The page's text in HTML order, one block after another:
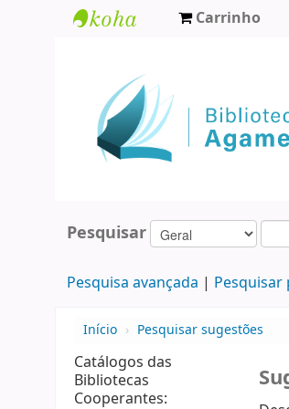
Agamenon
Magalhães
Carrinho
Pesquisar
Pesquisa avançada
Início › Pesquisar sugestões
Catálogos das
Bibliotecas
Cooperantes: